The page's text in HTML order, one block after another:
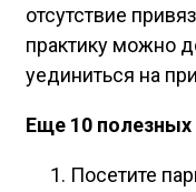
отсутствие
практику можно
уединиться на
Еще 10 полезных
Посетите